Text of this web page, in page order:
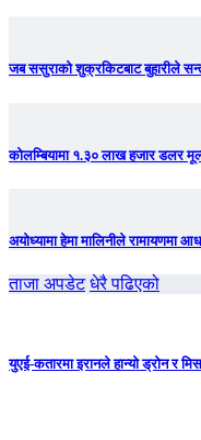
जब ससुराको शुक्रकिटबाट बुहारीले
कोलम्बियामा १.३० लाख हजार डलर
अयोध्यामा हेमा मालिनीले रामायणमा
ताजा अपडेट धेरै पढिएको
युएई-कतारमा इरानले हान्यो ड्रोन र